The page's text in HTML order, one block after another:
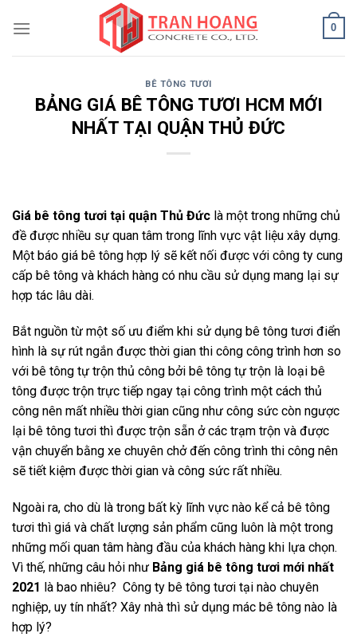
0
BÊ TÔNG TƯƠI
BẢNG GIÁ BÊ TÔNG TƯƠI HCM MỚI
NHẤT TẠI QUẬN THỦ ĐỨC
Giá bê tông tươi tại quận Thủ Đức là một trong những chủ
đề được nhiều sự quan tâm trong lĩnh vực vật liệu xây dựng.
Một báo giá bê tông hợp lý sẽ kết nối được với công ty cung
cấp bê tông và khách hàng có nhu cầu sử dụng mang lại sự
hợp tác lâu dài.
Bắt nguồn từ một số ưu điểm khi sử dụng bê tông tươi điển
hình là sự rút ngắn được thời gian thi công công trình hơn so
với bê tông tự trộn thủ công bởi bê tông tự trộn là loại bê
tông được trộn trực tiếp ngay tại công trình một cách thủ
công nên mất nhiều thời gian cũng như công sức còn ngược
lại bê tông tươi thì được trộn sẵn ở các trạm trộn và được
vận chuyển bằng xe chuyên chở đến công trình thi công nên
sẽ tiết kiệm được thời gian và công sức rất nhiều.
Ngoài ra, cho dù là trong bất kỳ lĩnh vực nào kể cả bê tông
tươi thì giá và chất lượng sản phẩm cũng luôn là một trong
những mối quan tâm hàng đầu của khách hàng khi lựa chọn.
Vì thế, những câu hỏi như Bảng giá bê tông tươi mới nhất
2021 là bao nhiêu? Công ty bê tông tươi tại nào chuyên
nghiệp, uy tín nhất? Xây nhà thì sử dụng mác bê tông nào là
hợp lý?